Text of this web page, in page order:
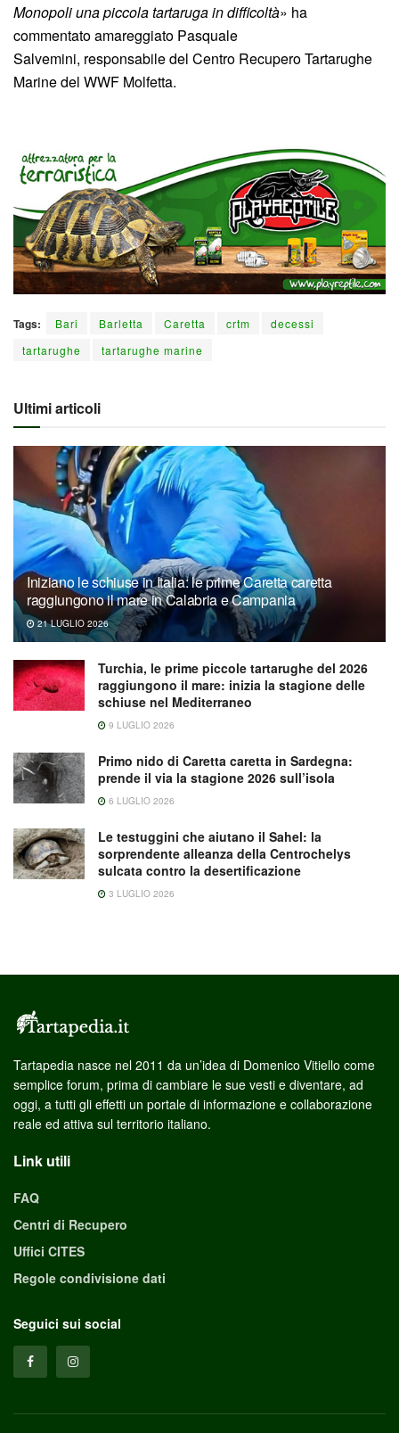
Monopoli una piccola tartaruga in difficoltà» ha
commentato amareggiato Pasquale
Salvemini, responsabile del Centro Recupero Tartarughe
Marine del WWF Molfetta.
Tags: Bari Barletta Caretta crtm
decessi
tartarughe
tartarughe marine
Ultimi articoli
Iniziano le schiuse in Italia: le prime Caretta caretta
raggiungono il mare in Calabria e Campania
21 LUGLIO 2026
Turchia, le prime piccole tartarughe del 2026
raggiungono il mare: inizia la stagione delle
schiuse nel Mediterraneo
9 LUGLIO 2026
Primo nido di Caretta caretta in Sardegna:
prende il via la stagione 2026 sull’isola
6 LUGLIO 2026
Le testuggini che aiutano il Sahel: la
sorprendente alleanza della Centrochelys
sulcata contro la desertificazione
3 LUGLIO 2026
Tartapedia nasce nel 2011 da un’idea di Domenico Vitiello come
semplice forum, prima di cambiare le sue vesti e diventare, ad
oggi, a tutti gli effetti un portale di informazione e collaborazione
reale ed attiva sul territorio italiano.
Link utili
FAQ
Centri di Recupero
Uffici CITES
Regole condivisione dati
Seguici sui social